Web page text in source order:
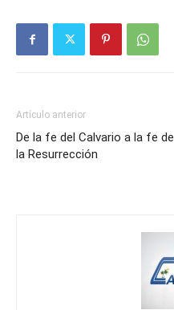
Artículo anterior
De la fe del Calvario a la fe de
la Resurrección